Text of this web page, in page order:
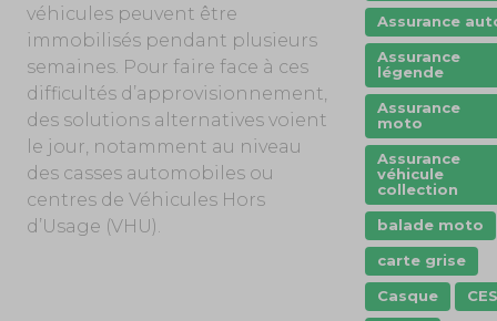
véhicules peuvent être
immobilisés pendant plusieurs
semaines. Pour faire face à ces
difficultés d’approvisionnement,
des solutions alternatives voient
le jour, notamment au niveau
des casses automobiles ou
centres de Véhicules Hors
d’Usage (VHU).
Assurance
Assurance
légende
Assurance
moto
Assurance
véhicule
collection
balade moto
carte grise
Casque
CES